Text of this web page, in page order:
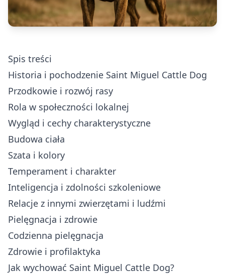
Spis treści
Historia i pochodzenie Saint Miguel Cattle Dog
Przodkowie i rozwój rasy
Rola w społeczności lokalnej
Wygląd i cechy charakterystyczne
Budowa ciała
Szata i kolory
Temperament i charakter
Inteligencja i zdolności szkoleniowe
Relacje z innymi zwierzętami i ludźmi
Pielęgnacja i zdrowie
Codzienna pielęgnacja
Zdrowie i profilaktyka
Jak wychować Saint Miguel Cattle Dog?